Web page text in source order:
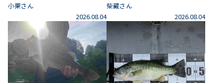
小栗さん
2026.08.04
柴藏さん
2026.08.04